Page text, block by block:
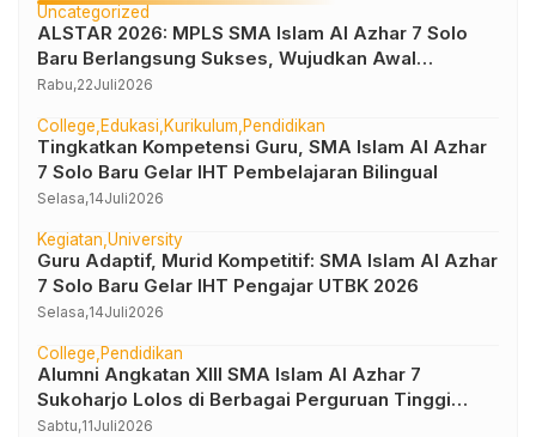
Uncategorized
ALSTAR 2026: MPLS SMA Islam Al Azhar 7 Solo
Baru Berlangsung Sukses, Wujudkan Awal
Perjalanan Peserta Didik yang Berkarakter
Rabu,22Juli2026
College Edukasi Kurikulum Pendidikan
Tingkatkan Kompetensi Guru, SMA Islam Al Azhar
7 Solo Baru Gelar IHT Pembelajaran Bilingual
Selasa,14Juli2026
Kegiatan University
Guru Adaptif, Murid Kompetitif: SMA Islam Al Azhar
7 Solo Baru Gelar IHT Pengajar UTBK 2026
Selasa,14Juli2026
College Pendidikan
Alumni Angkatan XIII SMA Islam Al Azhar 7
Sukoharjo Lolos di Berbagai Perguruan Tinggi
Negeri dan Luar Negeri
Sabtu,11Juli2026